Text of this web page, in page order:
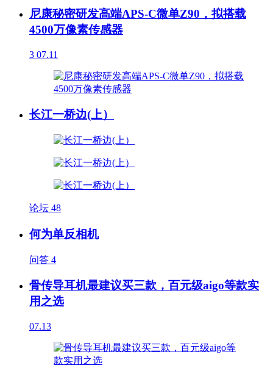
尼康秘密研发高端APS-C微单Z90，拟搭载
4500万像素传感器
3 07.11
长江一桥边(上）
论坛 48
何为单反相机
问答 4
骨传导耳机最建议买三款，百元级aigo等款实
用之选
07.13